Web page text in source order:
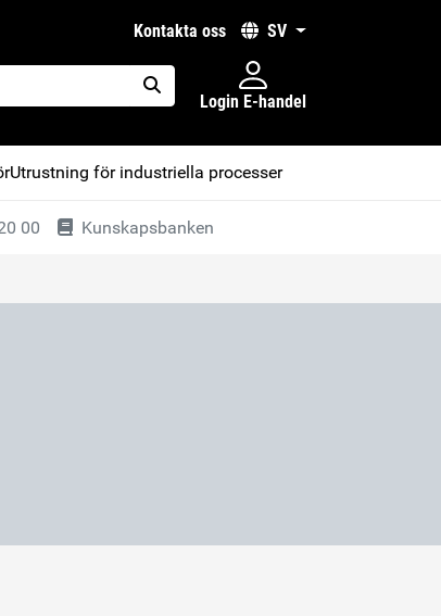
kontakta oss SV
placeholder.search
Login E-handel
Utrustning för industriella processer
00 Kunskapsbanken